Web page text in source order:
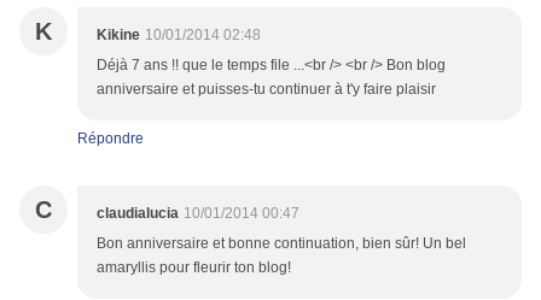
K Kikine 10/01/2014 02:48
Déjà 7 ans !! que le temps file ...<br /> <br /> Bon blog
anniversaire et puisses-tu continuer à t'y faire plaisir
Répondre
C claudialucia 10/01/2014 00:47
Bon anniversaire et bonne continuation, bien sûr! Un bel
amaryllis pour fleurir ton blog!